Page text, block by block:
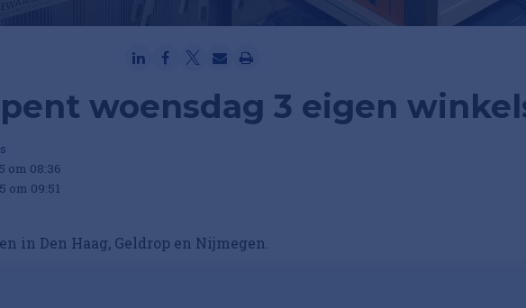
woensdag 3 eigen
om 08:36
om 09:51
in Den Haag, Geldrop en Nijmegen.